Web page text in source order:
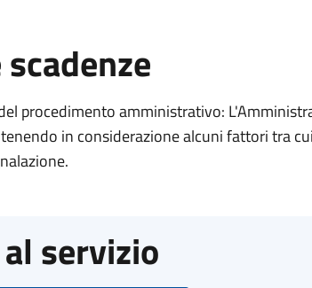
procedimento amministrativo:
in considerazione alcuni fattori tra
servizio